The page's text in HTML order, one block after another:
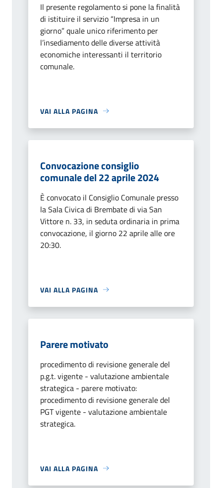
Il presente regolamento si pone la finalità
di istituire il servizio “Impresa in un
giorno” quale unico riferimento per
l’insediamento delle diverse attività
economiche interessanti il territorio
comunale.
VAI ALLA PAGINA
Convocazione consiglio
comunale del 22 aprile 2024
È convocato il Consiglio Comunale presso
la Sala Civica di Brembate di via San
Vittore n. 33, in seduta ordinaria in prima
convocazione, il giorno 22 aprile alle ore
20:30.
VAI ALLA PAGINA
Parere motivato
procedimento di revisione generale del
p.g.t. vigente - valutazione ambientale
strategica - parere motivato:
procedimento di revisione generale del
PGT vigente - valutazione ambientale
strategica.
VAI ALLA PAGINA